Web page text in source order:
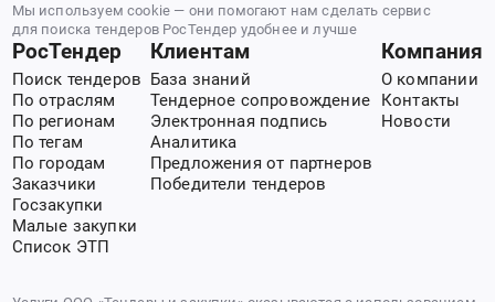
Мы используем cookie — они помогают нам сделать сервис
для поиска тендеров РосТендер удобнее и лучше
РосТендер
Поиск тендеров
По отраслям
По регионам
По тегам
По городам
Заказчики
Госзакупки
Малые закупки
Список ЭТП
Клиентам
База знаний
Тендерное сопровождение
Электронная подпись
Аналитика
Предложения от партнеров
Победители тендеров
Компания
О компании
Контакты
Новости